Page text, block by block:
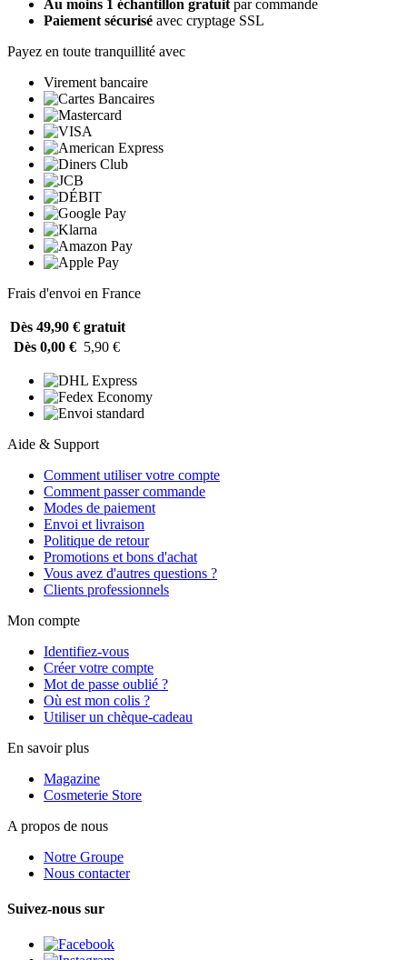
Au moins 1 échantillon gratuit par commande
Paiement sécurisé avec cryptage SSL
Payez en toute tranquillité avec
Virement bancaire
Frais d'envoi en France
Dès 49,90 € gratuit
Dès 0,00 € 5,90 €
Aide & Support
Comment utiliser votre compte
Comment passer commande
Modes de paiement
Envoi et livraison
Politique de retour
Promotions et bons d'achat
Vous avez d'autres questions ?
Clients professionnels
Mon compte
Identifiez-vous
Créer votre compte
Mot de passe oublié ?
Où est mon colis ?
Utiliser un chèque-cadeau
En savoir plus
Magazine
Cosmeterie Store
A propos de nous
Notre Groupe
Nous contacter
Suivez-nous sur